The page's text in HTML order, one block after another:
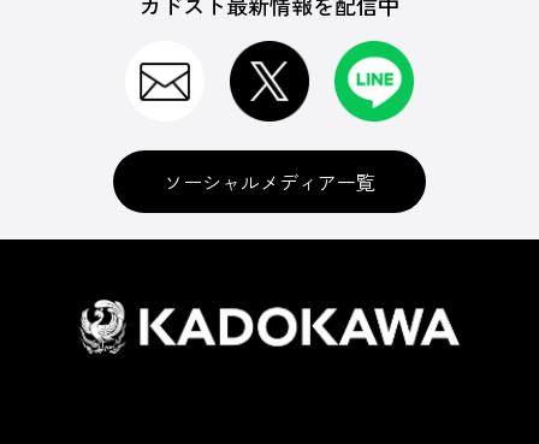
ソーシャルメディア一覧